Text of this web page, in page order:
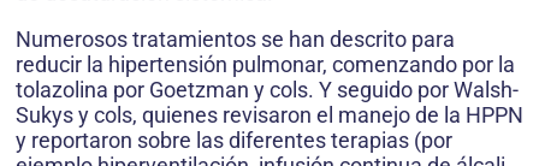
Numerosos tratamientos se han descrito para
reducir la hipertensión pulmonar, comenzando por la
tolazolina por Goetzman y cols. Y seguido por Walsh-
Sukys y cols, quienes revisaron el manejo de la HPPN
y reportaron sobre las diferentes terapias (por